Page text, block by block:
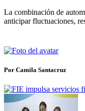
La combinación de
anticipar fluctuaciones,
Por Camila Santacruz